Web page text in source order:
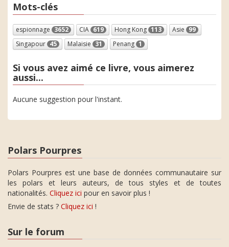
Mots-clés
espionnage 3652 CIA 619 Hong Kong 113 Asie 99
Singapour 45 Malaisie 31 Penang 1
Si vous avez aimé ce livre, vous aimerez
aussi...
Aucune suggestion pour l'instant.
Polars Pourpres
Polars Pourpres est une base de données communautaire sur
les polars et leurs auteurs, de tous styles et de toutes
nationalités. Cliquez ici pour en savoir plus !
Envie de stats ? Cliquez ici !
Sur le forum